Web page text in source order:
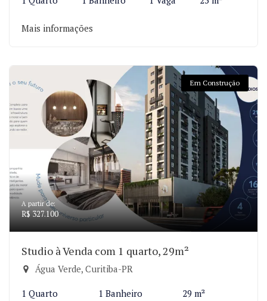
Mais informações
Em Construção
A partir de:
R$ 327.100
Studio à Venda com 1 quarto, 29m²
Água Verde, Curitiba-PR
1 Quarto 1 Banheiro 29 m²